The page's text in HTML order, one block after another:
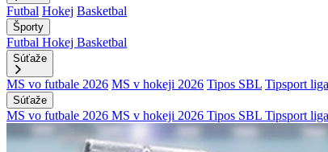
Futbal Hokej Basketbal
Športy
Futbal Hokej Basketbal
Súťaže
MS vo futbale 2026 MS v hokeji 2026 Tipos SBL Tipsport liga
Súťaže
MS vo futbale 2026 MS v hokeji 2026 Tipos SBL Tipsport liga